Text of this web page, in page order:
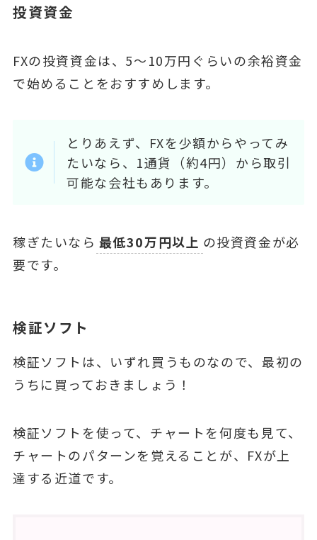
投資資金
FXの投資資金は、5～10万円ぐらいの余裕資金
で始めることをおすすめします。
とりあえず、FXを少額からやってみ
たいなら、1通貨（約4円）から取引
可能な会社もあります。
稼ぎたいなら 最低30万円以上 の投資資金が必
要です。
検証ソフト
検証ソフトは、いずれ買うものなので、最初の
うちに買っておきましょう！
検証ソフトを使って、チャートを何度も見て、
チャートのパターンを覚えることが、FXが上
達する近道です。